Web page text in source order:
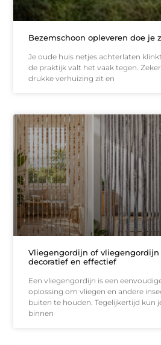
Bezemschoon opleveren doe je
Je oude huis netjes achterlaten
de praktijk valt het vaak tegen.
drukke verhuizing zit en
Vliegengordijn of vliegengordijn
decoratief en effectief
Een vliegengordijn is een
oplossing om vliegen en andere
buiten te houden. Tegelijkertijd kun
binnen